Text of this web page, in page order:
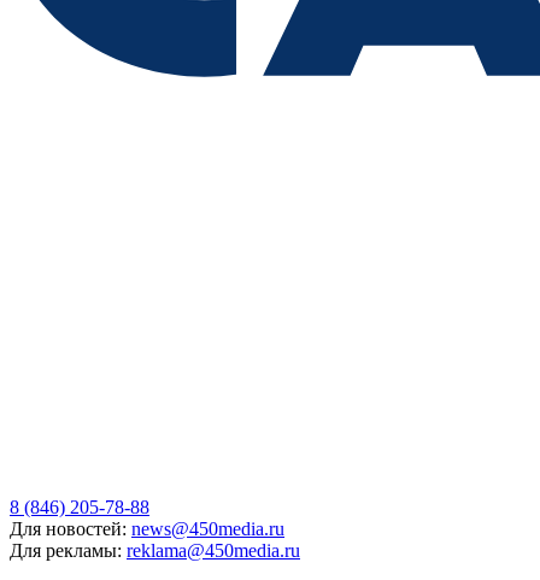
8 (846) 205-78-88
Для новостей: news@450media.ru
Для рекламы: reklama@450media.ru